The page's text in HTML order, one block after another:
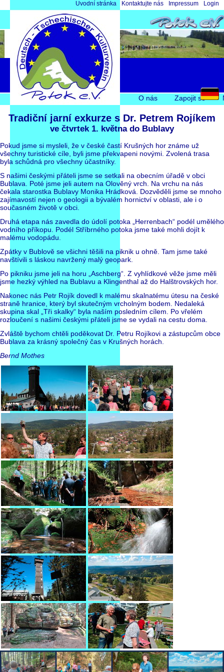
Přeskočit
navigaci
O nás Zapojit se
Přeskočit
navigaci
Login
Impressum
Kontaktujte nás
Úvodní stránka
Tradiční jarní exkurze s Dr. Petrem Rojíkem
ve čtvrtek 1. května do Bublavy
Pokud jsme si mysleli, že v české častí Krušných hor známe už
všechny turistické cíle, byli jsme překvapeni novými. Zvolená trasa
byla schůdná pro všechny účastníky.
S našimi českými přáteli jsme se setkali na obecním úřadě v obci
Bublava. Poté jsme jeli autem na Olověný vrch. Na vrchu na nás
čekala starostka Bublavy Monika Hrádková. Dozvěděli jsme se mnoho
zajímavostí nejen o geologii a bývalém hornictví v oblasti, ale i o
současném životě v obci.
Druhá etapa nás zavedla do údolí potoka „Herrenbach“ podél umělého
vodního příkopu. Podél Stříbrného potoka jsme také mohli dojít k
malému vodopádu.
Zpátky v Bublově se všichni těšili na piknik u ohně. Tam jsme také
navštívili s láskou navržený malý geopark.
Po pikniku jsme jeli na horu „Aschberg“. Z vyhlídkové věže jsme měli
jsme hezký výhled na Bublavu a Klingenthal až do Halštrovských hor.
Nakonec nás Petr Rojík dovedl k malému skalnatému útesu na české
straně hranice, který byl skutečným vrcholným bodem. Nedaleká
skupina skal „Tři skalky“ byla naším posledním cílem. Po vřelém
rozloučení s našimi českými přáteli jsme se vydali na cestu doma.
Zvláště bychom chtěli poděkovat Dr. Petru Rojíkovi a zástupcům obce
Bublava za krásný společný čas v Krušných horách.
Bernd Mothes